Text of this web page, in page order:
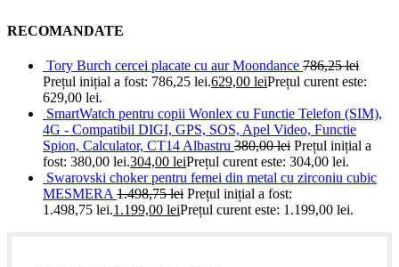
RECOMANDATE
Tory Burch cercei placate cu aur Moondance 786,25lei
Prețul inițial a fost: 786,25 lei.629,00 leiPrețul curent este:
629,00 lei.
SmartWatch pentru copii Wonlex cu Functie Telefon (SIM),
4G - Compatibil DIGI, GPS, SOS, Apel Video, Functie
Spion, Calculator, CT14 Albastru 380,00lei Prețul inițial a
fost: 380,00 lei.304,00 leiPrețul curent este: 304,00 lei.
Swarovski choker pentru femei din metal cu zirconiu cubic
MESMERA1.498,75lei Prețul inițial a fost:
1.498,75 lei.1.199,00 leiPrețul curent este: 1.199,00 lei.